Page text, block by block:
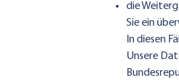
die
Sie ein
In diesen
Unsere